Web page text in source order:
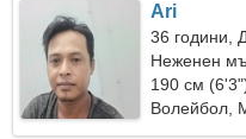
Ari
36 години,
Неженен
190 см
Волейбол,